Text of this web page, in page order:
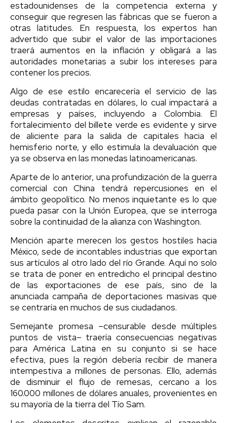
estadounidenses de la competencia externa y
conseguir que regresen las fábricas que se fueron a
otras latitudes. En respuesta, los expertos han
advertido que subir el valor de las importaciones
traerá aumentos en la inflación y obligará a las
autoridades monetarias a subir los intereses para
contener los precios.
Algo de ese estilo encarecería el servicio de las
deudas contratadas en dólares, lo cual impactará a
empresas y países, incluyendo a Colombia. El
fortalecimiento del billete verde es evidente y sirve
de aliciente para la salida de capitales hacia el
hemisferio norte, y ello estimula la devaluación que
ya se observa en las monedas latinoamericanas.
Aparte de lo anterior, una profundización de la guerra
comercial con China tendrá repercusiones en el
ámbito geopolítico. No menos inquietante es lo que
pueda pasar con la Unión Europea, que se interroga
sobre la continuidad de la alianza con Washington.
Mención aparte merecen los gestos hostiles hacia
México, sede de incontables industrias que exportan
sus artículos al otro lado del río Grande. Aquí no solo
se trata de poner en entredicho el principal destino
de las exportaciones de ese país, sino de la
anunciada campaña de deportaciones masivas que
se centraría en muchos de sus ciudadanos.
Semejante promesa –censurable desde múltiples
puntos de vista– traería consecuencias negativas
para América Latina en su conjunto si se hace
efectiva, pues la región debería recibir de manera
intempestiva a millones de personas. Ello, además
de disminuir el flujo de remesas, cercano a los
160.000 millones de dólares anuales, provenientes en
su mayoría de la tierra del Tío Sam.